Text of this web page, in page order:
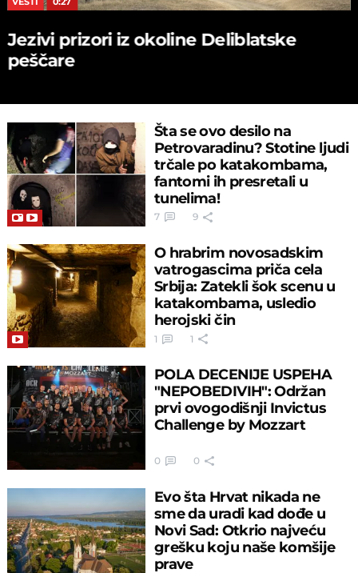
Jezivi prizori iz okoline Deliblatske
peščare
Šta se ovo desilo na
Petrovaradinu? Stotine ljudi
trčale po katakombama,
fantomi ih presretali u
tunelima!
7 9
O hrabrim novosadskim
vatrogascima priča cela
Srbija: Zatekli šok scenu u
katakombama, usledio
herojski čin
1 1
POLA DECENIJE USPEHA
"NEPOBEDIVIH": Održan
prvi ovogodišnji Invictus
Challenge by Mozzart
0 0
Evo šta Hrvat nikada ne
sme da uradi kad dođe u
Novi Sad: Otkrio najveću
grešku koju naše komšije
prave